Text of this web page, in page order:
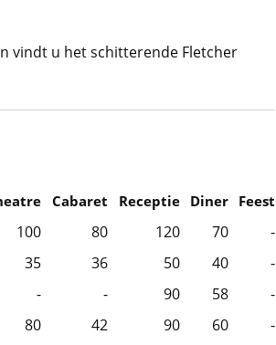
vindt u het schitterende Fletcher
Cabaret Receptie Diner Feest
100 80 120 70
-
35 36 50 40
-
- - 90 58
-
80 42 90 60
-